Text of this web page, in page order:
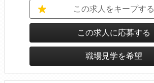
この求人をキープする
この求人に応募する
職場見学を希望